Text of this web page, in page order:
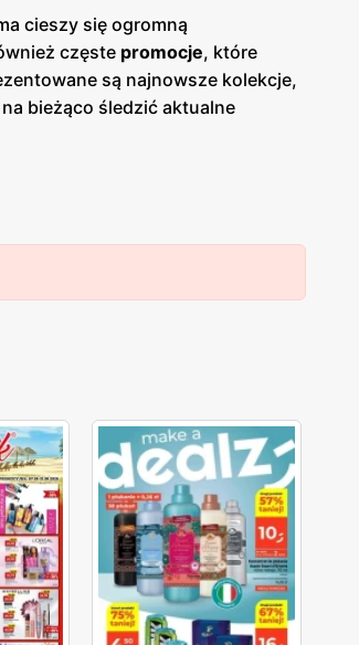
cieszy się ogromną
częste promocje, które
są najnowsze kolekcje,
bieżąco śledzić aktualne
Produkty
oraz pomoc w wyborze